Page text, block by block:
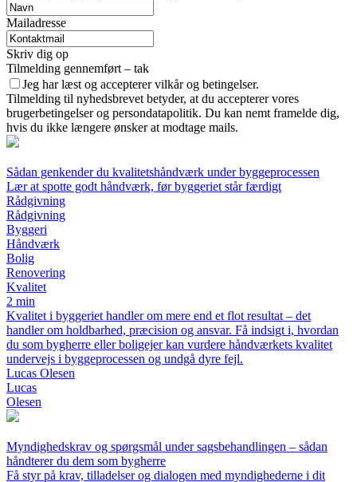
Mailadresse
Skriv dig op
Tilmelding gennemført – tak
Jeg har læst og accepterer vilkår og betingelser.
Tilmelding til nyhedsbrevet betyder, at du accepterer vores
brugerbetingelser og persondatapolitik. Du kan nemt framelde dig,
hvis du ikke længere ønsker at modtage mails.
Sådan genkender du kvalitets­håndværk under byggeprocessen
Lær at spotte godt håndværk, før byggeriet står færdigt
Rådgivning
Rådgivning
Byggeri
Håndværk
Bolig
Renovering
Kvalitet
2 min
Kvalitet i byggeriet handler om mere end et flot resultat – det
handler om holdbarhed, præcision og ansvar. Få indsigt i, hvordan
du som bygherre eller boligejer kan vurdere håndværkets kvalitet
undervejs i byggeprocessen og undgå dyre fejl.
Lucas Olesen
Lucas
Olesen
Myndighedskrav og spørgsmål under sagsbehandlingen – sådan
håndterer du dem som bygherre
Få styr på krav, tilladelser og dialogen med myndighederne i dit